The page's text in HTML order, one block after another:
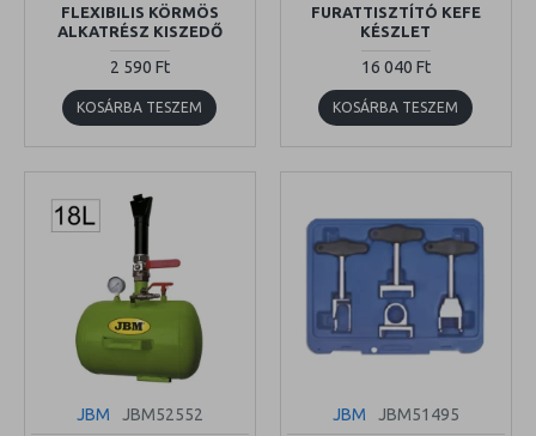
FLEXIBILIS KÖRMÖS
ALKATRÉSZ KISZEDŐ
2 590 Ft
KOSÁRBA TESZEM
FURATTISZTÍTÓ KEFE
KÉSZLET
16 040 Ft
KOSÁRBA TESZEM
JBM JBM52552 JBM JBM51495